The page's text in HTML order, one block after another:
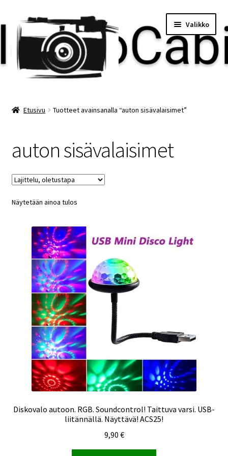
Siirry
navigointiin
Siirry
sisältöön
Valikko
Minun tilini
Ostoskori
Etusivu Tuotteet avainsanalla “auton sisävalaisimet”
auton sisävalaisimet
Näytetään ainoa tulos
Diskovalo autoon. RGB. Soundcontrol! Taittuva varsi. USB-
liitännällä. Näyttävä! ACS25!
9,90 €